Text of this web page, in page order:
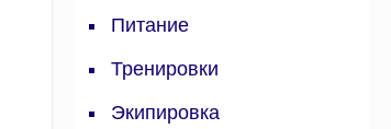
Питание
Тренировки
Экипировка